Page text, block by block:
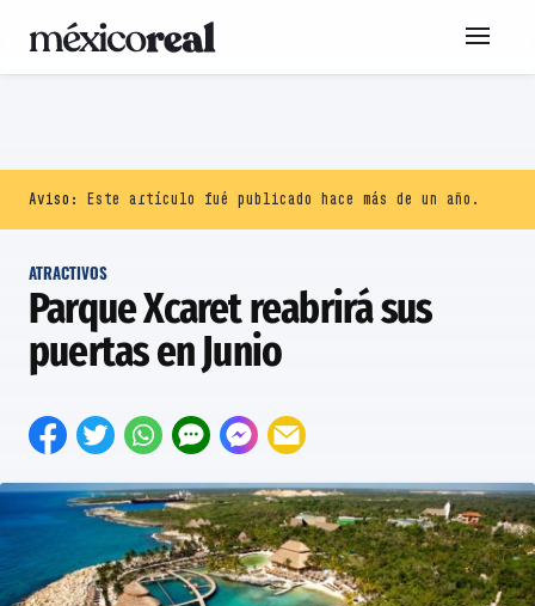
Aviso: Este artículo fué publicado hace más de un año.
ATRACTIVOS
Parque Xcaret reabrirá sus
puertas en Junio